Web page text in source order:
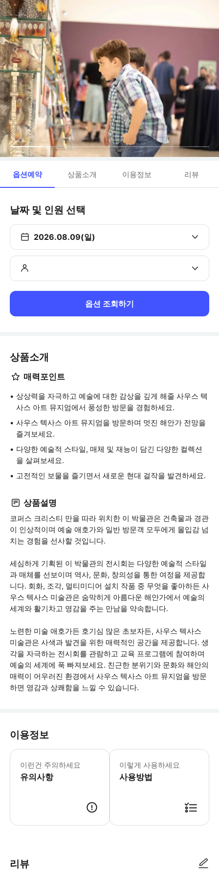
옵션예약 상품소개 이용정보 리뷰
날짜 및 인원 선택
2026.08.09(일)
옵션 조회하기
상품소개
매력포인트
상상력을 자극하고 예술에 대한 감상을 깊게 해줄 사우스 텍
사스 아트 뮤지엄에서 풍성한 방문을 경험하세요.
사우스 텍사스 아트 뮤지엄을 방문하며 멋진 해안가 전망을
즐겨보세요.
다양한 예술적 스타일, 매체 및 재능이 담긴 다양한 컬렉션
을 살펴보세요.
고전적인 보물을 즐기면서 새로운 현대 걸작을 발견하세요.
상품설명
코퍼스 크리스티 만을 따라 위치한 이 박물관은 건축물과 경관
이 인상적이며 예술 애호가와 일반 방문객 모두에게 몰입감 넘
치는 경험을 선사할 것입니다.
세심하게 기획된 이 박물관의 전시회는 다양한 예술적 스타일
과 매체를 선보이며 역사, 문화, 창의성을 통한 여정을 제공합
니다. 회화, 조각, 멀티미디어 설치 작품 중 무엇을 좋아하든 사
우스 텍사스 미술관은 숨막히게 아름다운 해안가에서 예술의
세계와 활기차고 영감을 주는 만남을 약속합니다.
노련한 미술 애호가든 호기심 많은 초보자든, 사우스 텍사스
미술관은 사색과 발견을 위한 매력적인 공간을 제공합니다. 생
각을 자극하는 전시회를 관람하고 교육 프로그램에 참여하며
예술의 세계에 푹 빠져보세요. 친근한 분위기와 문화와 해안의
매력이 어우러진 환경에서 사우스 텍사스 아트 뮤지엄을 방문
하면 영감과 상쾌함을 느낄 수 있습니다.
이용정보
이런건 주의하세요
유의사항
모든 미술관은 휠체어 이용이 가능합
이렇게 사용하세요
사용방법
리뷰